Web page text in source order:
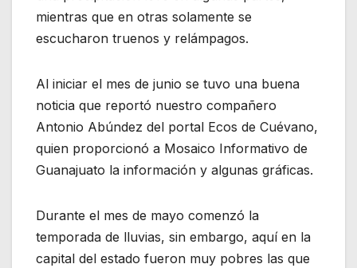
mientras que en otras solamente se
escucharon truenos y relámpagos.
Al iniciar el mes de junio se tuvo una buena
noticia que reportó nuestro compañero
Antonio Abúndez del portal Ecos de Cuévano,
quien proporcionó a Mosaico Informativo de
Guanajuato la información y algunas gráficas.
Durante el mes de mayo comenzó la
temporada de lluvias, sin embargo, aquí en la
capital del estado fueron muy pobres las que